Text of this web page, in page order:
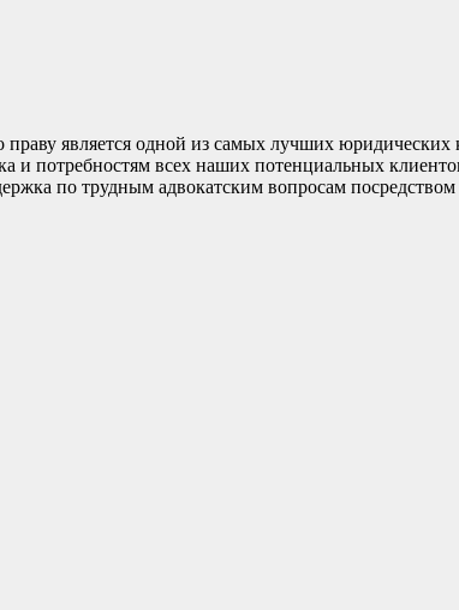
является одной из самых лучших
и потребностям всех наших потенциальных
по трудным адвокатским вопросам